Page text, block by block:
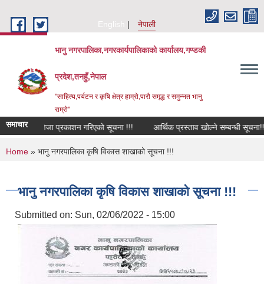
English
नेपाली
भानु नगरपालिका,नगरकार्यपालिकाको कार्यालय,गण्डकी
प्रदेश,तनहुँ,नेपाल
"साहित्य,पर्यटन र कृषि क्षेत्र हाम्रो,पारौ समृद्ध र समुन्नत भानु
राम्रो"
समाचारनतिजा प्रकाशन गरिएको सूचना !!! आर्थिक प्रस्ताव खोल्ने सम्बन्धी सूचना!!!
You are here
Home » भानु नगरपालिका कृषि विकास शाखाको सूचना !!!
भानु नगरपालिका कृषि विकास शाखाको सूचना !!!
Submitted on: Sun, 02/06/2022 - 15:00